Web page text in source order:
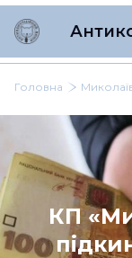
Головна
КП